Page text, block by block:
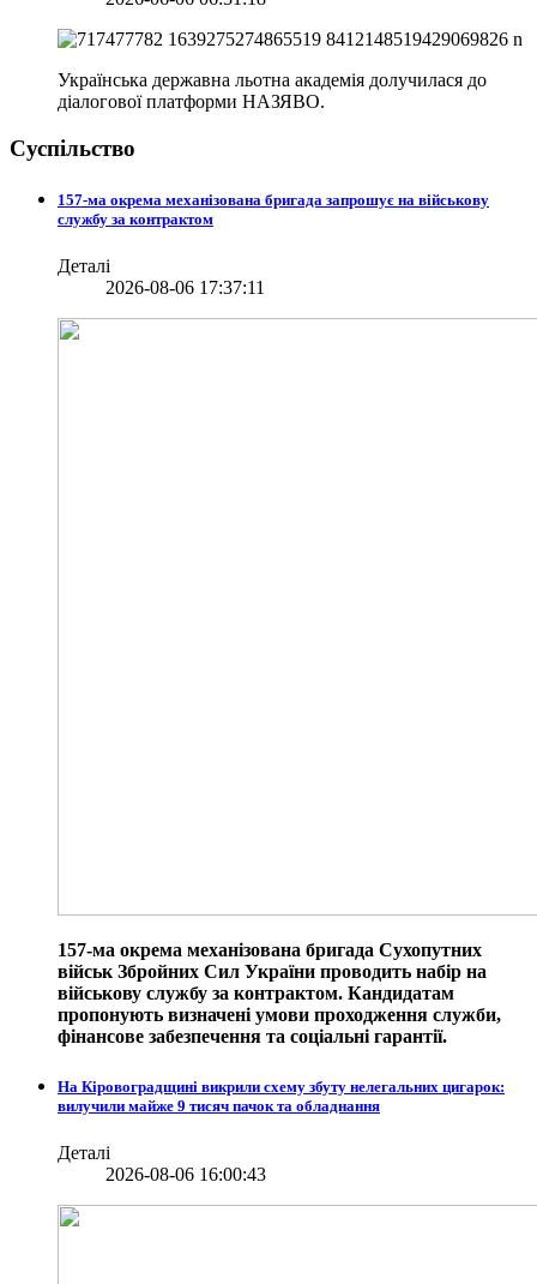
Українська державна льотна академія долучилася до
діалогової платформи НАЗЯВО.
Суспільство
157-ма окрема механізована бригада запрошує на військову
службу за контрактом
Деталі
2026-08-06 17:37:11
157-ма окрема механізована бригада Сухопутних
військ Збройних Сил України проводить набір на
військову службу за контрактом. Кандидатам
пропонують визначені умови проходження служби,
фінансове забезпечення та соціальні гарантії.
На Кіровоградщині викрили схему збуту нелегальних цигарок:
вилучили майже 9 тисяч пачок та обладнання
Деталі
2026-08-06 16:00:43